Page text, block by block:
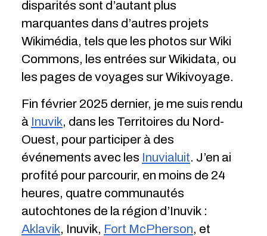
disparités sont d’autant plus
marquantes dans d’autres projets
Wikimédia, tels que les photos sur Wiki
Commons, les entrées sur Wikidata, ou
les pages de voyages sur Wikivoyage.
Fin février 2025 dernier, je me suis rendu
à Inuvik, dans les Territoires du Nord-
Ouest, pour participer à des
événements avec les Inuvialuit. J’en ai
profité pour parcourir, en moins de 24
heures, quatre communautés
autochtones de la région d’Inuvik :
Aklavik, Inuvik, Fort McPherson, et